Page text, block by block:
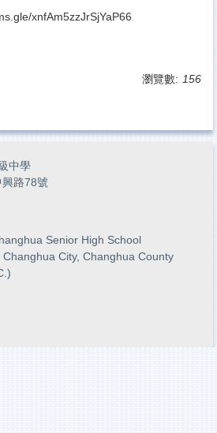
xnfAm5zzJrSjYaP66
瀏覽數: 156
中學
路78號
Senior High School
City, Changhua County